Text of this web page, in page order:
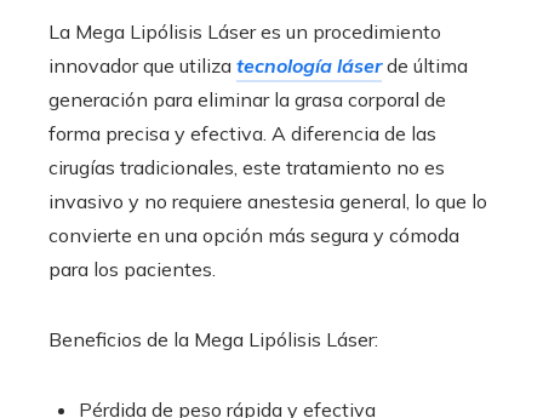
La Mega Lipólisis Láser es un procedimiento
innovador que utiliza tecnología láserde última
generación para eliminar la grasa corporal de
forma precisa y efectiva. A diferencia de las
cirugías tradicionales, este tratamiento no es
invasivo y no requiere anestesia general, lo que lo
convierte en una opción más segura y cómoda
para los pacientes.
Beneficios de la Mega Lipólisis Láser:
Pérdida de peso rápida y efectiva